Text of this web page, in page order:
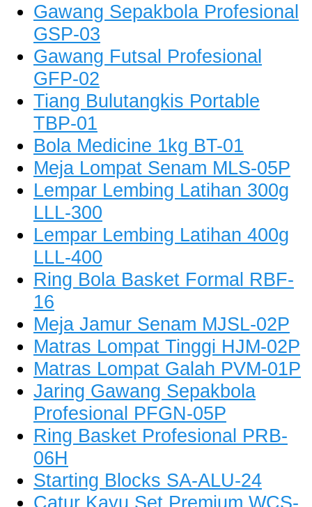
Gawang Sepakbola Profesional
GSP-03
Gawang Futsal Profesional
GFP-02
Tiang Bulutangkis Portable
TBP-01
Bola Medicine 1kg BT-01
Meja Lompat Senam MLS-05P
Lempar Lembing Latihan 300g
LLL-300
Lempar Lembing Latihan 400g
LLL-400
Ring Bola Basket Formal RBF-
16
Meja Jamur Senam MJSL-02P
Matras Lompat Tinggi HJM-02P
Matras Lompat Galah PVM-01P
Jaring Gawang Sepakbola
Profesional PFGN-05P
Ring Basket Profesional PRB-
06H
Starting Blocks SA-ALU-24
Catur Kayu Set Premium WCS-